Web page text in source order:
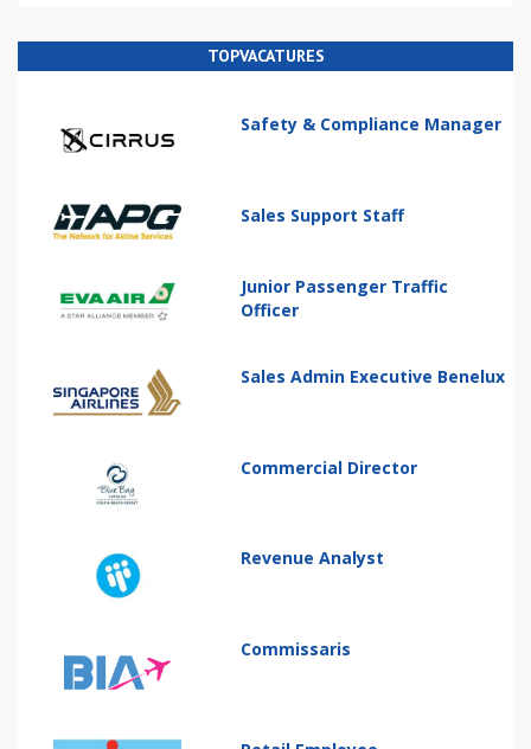
TOPVACATURES
Safety & Compliance Manager
Sales Support Staff
Junior Passenger Traffic
Officer
Sales Admin Executive Benelux
Commercial Director
Revenue Analyst
Commissaris